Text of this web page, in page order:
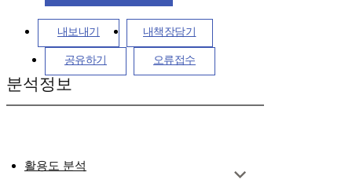
내보내기 내책장담기
공유하기 오류접수
분석정보
활용도 분석